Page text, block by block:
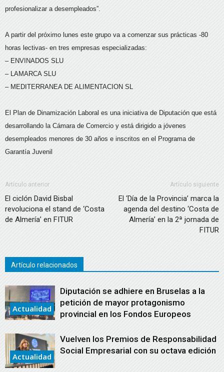
profesionalizar a desempleados”.
A partir del próximo lunes este grupo va a comenzar sus prácticas -80
horas lectivas- en tres empresas especializadas:
– ENVINADOS SLU
– LAMARCA SLU
– MEDITERRANEA DE ALIMENTACION SL
El Plan de Dinamización Laboral es una iniciativa de Diputación que está
desarrollando la Cámara de Comercio y está dirigido a jóvenes
desempleados menores de 30 años e inscritos en el Programa de
Garantía Juvenil
Artículo anterior
El ciclón David Bisbal
revoluciona el stand de ‘Costa
de Almería’ en FITUR
Artículo siguiente
El ‘Día de la Provincia’ marca la
agenda del destino ‘Costa de
Almería’ en la 2ª jornada de
FITUR
Artículo relacionados
Actualidad
Diputación se adhiere en Bruselas a la
petición de mayor protagonismo
provincial en los Fondos Europeos
Actualidad
Vuelven los Premios de Responsabilidad
Social Empresarial con su octava edición